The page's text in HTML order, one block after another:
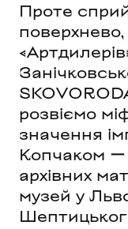
Проте
розвіємо
значення
Копчаком
архівних
музей у